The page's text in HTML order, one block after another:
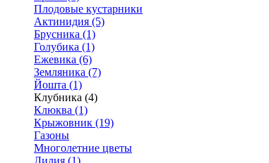
Плодовые кустарники
Актинидия (5)
Брусника (1)
Голубика (1)
Ежевика (6)
Земляника (7)
Йошта (1)
Клубника (4)
Клюква (1)
Крыжовник (19)
Газоны
Многолетние цветы
Лилия (1)